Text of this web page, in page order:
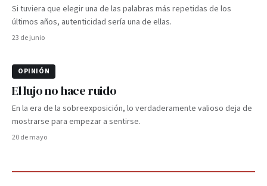
Si tuviera que elegir una de las palabras más repetidas de los
últimos años, autenticidad sería una de ellas.
23 de junio
OPINIÓN
El lujo no hace ruido
En la era de la sobreexposición, lo verdaderamente valioso deja de
mostrarse para empezar a sentirse.
20 de mayo